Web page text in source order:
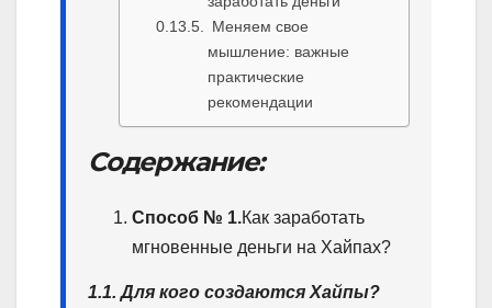
Меняем свое
мышление: важные
практические
рекомендации
Содержание:
Способ № 1.Как заработать
мгновенные деньги на Хайпах?
1.1. Для кого создаются Хайпы?